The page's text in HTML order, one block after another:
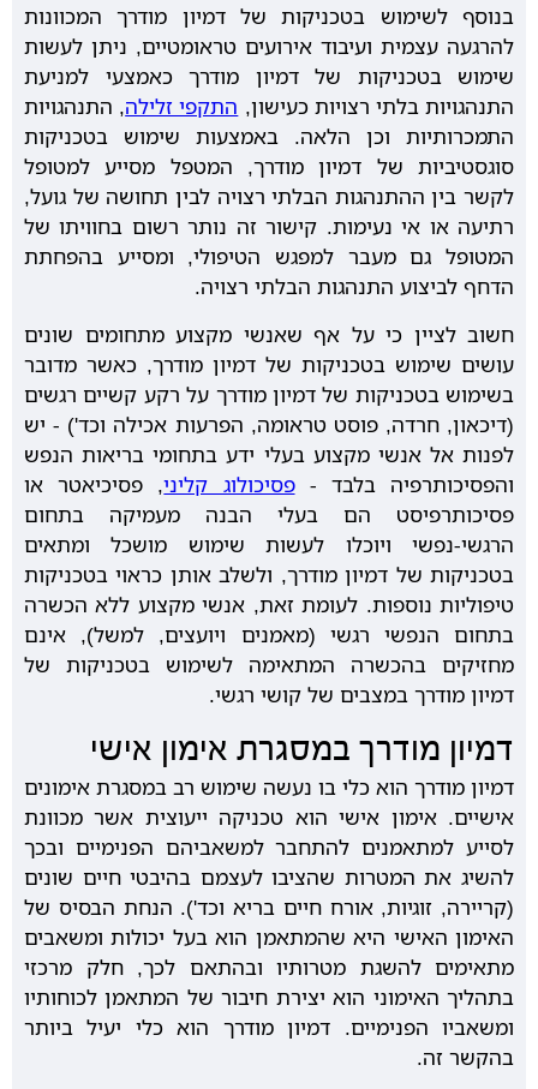
בנוסף לשימוש בטכניקות של דמיון מודרך המכוונות
להרגעה עצמית ועיבוד אירועים טראומטיים, ניתן לעשות
שימוש בטכניקות של דמיון מודרך כאמצעי למניעת
התנהגויות בלתי רצויות כעישון, התקפי זלילה, התנהגויות
התמכרותיות וכן הלאה. באמצעות שימוש בטכניקות
סוגסטיביות של דמיון מודרך, המטפל מסייע למטופל
לקשר בין ההתנהגות הבלתי רצויה לבין תחושה של גועל,
רתיעה או אי נעימות. קישור זה נותר רשום בחוויתו של
המטופל גם מעבר למפגש הטיפולי, ומסייע בהפחתת
הדחף לביצוע התנהגות הבלתי רצויה.
חשוב לציין כי על אף שאנשי מקצוע מתחומים שונים
עושים שימוש בטכניקות של דמיון מודרך, כאשר מדובר
בשימוש בטכניקות של דמיון מודרך על רקע קשיים רגשים
(דיכאון, חרדה, פוסט טראומה, הפרעות אכילה וכד') - יש
לפנות אל אנשי מקצוע בעלי ידע בתחומי בריאות הנפש
והפסיכותרפיה בלבד -פסיכולוג קליני, פסיכיאטר או
פסיכותרפיסט הם בעלי הבנה מעמיקה בתחום
הרגשי-נפשי ויוכלו לעשות שימוש מושכל ומתאים
בטכניקות של דמיון מודרך, ולשלב אותן כראוי בטכניקות
טיפוליות נוספות. לעומת זאת, אנשי מקצוע ללא הכשרה
בתחום הנפשי רגשי (מאמנים ויועצים, למשל), אינם
מחזיקים בהכשרה המתאימה לשימוש בטכניקות של
דמיון מודרך במצבים של קושי רגשי.
דמיון מודרך במסגרת אימון אישי
דמיון מודרך הוא כלי בו נעשה שימוש רב במסגרת אימונים
אישיים. אימון אישי הוא טכניקה ייעוצית אשר מכוונת
לסייע למתאמנים להתחבר למשאביהם הפנימיים ובכך
להשיג את המטרות שהציבו לעצמם בהיבטי חיים שונים
(קריירה, זוגיות, אורח חיים בריא וכד'). הנחת הבסיס של
האימון האישי היא שהמתאמן הוא בעל יכולות ומשאבים
מתאימים להשגת מטרותיו ובהתאם לכך, חלק מרכזי
בתהליך האימוני הוא יצירת חיבור של המתאמן לכוחותיו
ומשאביו הפנימיים. דמיון מודרך הוא כלי יעיל ביותר
בהקשר זה.